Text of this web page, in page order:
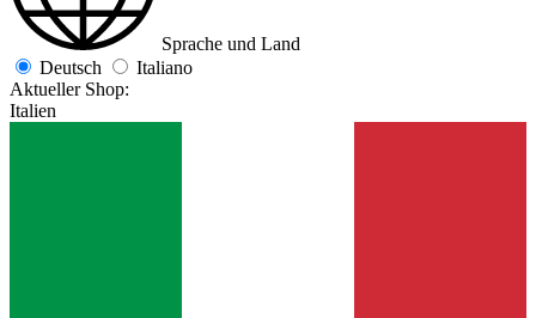
Sprache und Land
Deutsch
Italiano
Aktueller Shop:
Italien